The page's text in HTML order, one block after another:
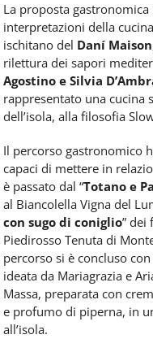
La proposta
interpretazioni della
ischitano del Daní Maison
rilettura dei sapori
Agostino e Silvia
rappresentato una cucina
dell’isola, alla filosofia
Il percorso gastronomico
capaci di mettere in
è passato dal “Totano e
al Biancolella Vigna del
con sugo di coniglio” dei
Piedirosso Tenuta di
percorso si è concluso
ideata da Mariagrazia e
Massa, preparata con
e profumo di piperna, in
all’isola.